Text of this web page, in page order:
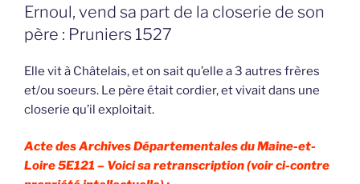
Ernoul, vend sa part de la closerie de son
père : Pruniers 1527
Elle vit à Châtelais, et on sait qu’elle a 3 autres frères
et/ou soeurs. Le père était cordier, et vivait dans une
closerie qu’il exploitait.
Acte des Archives Départementales du Maine-et-
Loire 5E121 – Voici sa retranscription (voir ci-contre